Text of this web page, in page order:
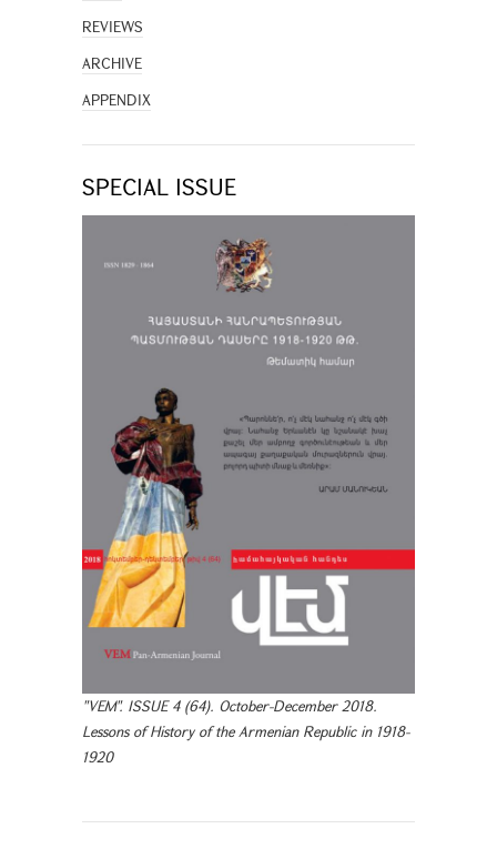
REVIEWS
ARCHIVE
APPENDIX
SPECIAL ISSUE
"VEM". ISSUE 4 (64). October-December 2018.
Lessons of History of the Armenian Republic in 1918-
1920